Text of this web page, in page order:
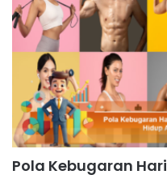
Pola Kebugaran